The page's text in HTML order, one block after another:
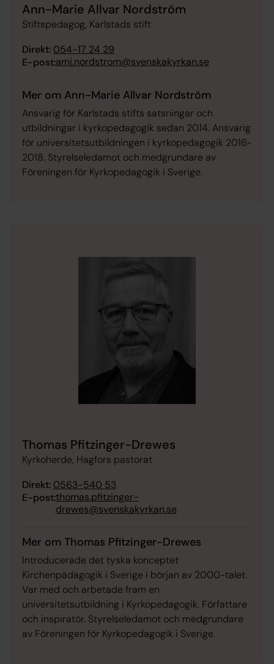
Ann-Marie Allvar Nordström
Stiftspedagog, Karlstads stift
Direkt: 054-17 24 29
E-post:ami.nordstrom@svenskakyrkan.se
Mer om Ann-Marie Allvar Nordström
Ansvarig för Karlstads stifts satsningar och
utbildningar i kyrkopedagogik sedan 2014. Ansvarig
för universitetsutbildningen i kyrkopedagogik 2016-
2018. Styrelseledamot och medgrundare av
Föreningen för Kyrkopedagogik i Sverige.
Thomas Pfitzinger-Drewes
Kyrkoherde, Hagfors pastorat
Direkt: 0563-540 53
E-post:thomas.pfitzinger-
drewes@svenskakyrkan.se
Mer om Thomas Pfitzinger-Drewes
Introducerade det tyska konceptet
Kirchenpädagogik i Sverige i början av 2000-talet.
Var med och arbetade fram en
universitetsutbildning i Kyrkopedagogik. Författare
och inspiratör. Styrelseledamot och medgrundare
av Föreningen för Kyrkopedagogik i Sverige.